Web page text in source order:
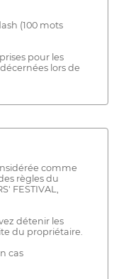
(100 mots
pour les
lors de
comme
règles du
FESTIVAL,
détenir les
du propriétaire.
cas